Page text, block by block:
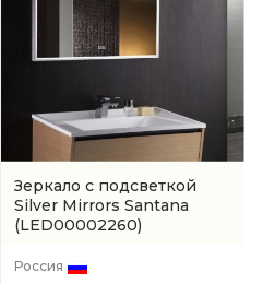
Зеркало с подсветкой
Silver Mirrors Santana
(LED00002260)
Россия